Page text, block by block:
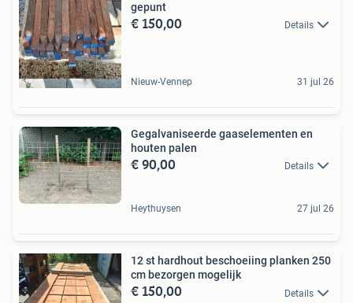
gepunt
€ 150,00 Details
Nieuw-Vennep 31 jul 26
Gegalvaniseerde gaaselementen en
houten palen
€ 90,00 Details
Heythuysen 27 jul 26
12 st hardhout beschoeiing planken 250
cm bezorgen mogelijk
€ 150,00 Details